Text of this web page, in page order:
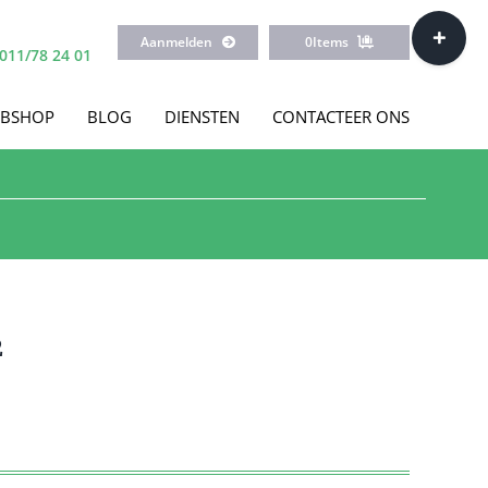
011/78 24 01
Aanmelden 0Items
BLOG DIENSTEN CONTACTEER ONS
Toggle
Sliding